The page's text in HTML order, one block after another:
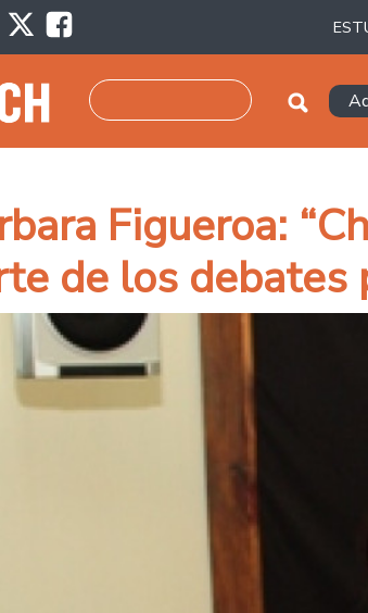
Figueroa:
de los debates